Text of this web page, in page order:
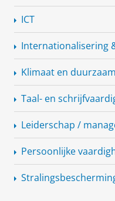
ICT
Internationalisering
Klimaat en
Taal- en
Leiderschap /
Persoonlijke